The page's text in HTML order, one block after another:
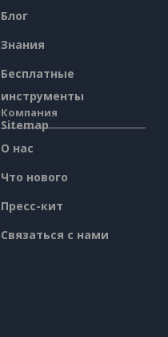
Блог
Знания
Бесплатные
инструменты
Sitemap
Компания
О нас
Что нового
Пресс-кит
Связаться с нами